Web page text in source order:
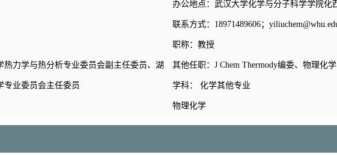
办公地点：武汉大学化学与分子科学学院化
联系方式：18971489606；
职称：教授
热力学与热分析专业委员会副主任委员、湖
专业委员会主任委员
其他任职：J Chem Thermody编委、物理化
学科： 化学其他专业
物理化学